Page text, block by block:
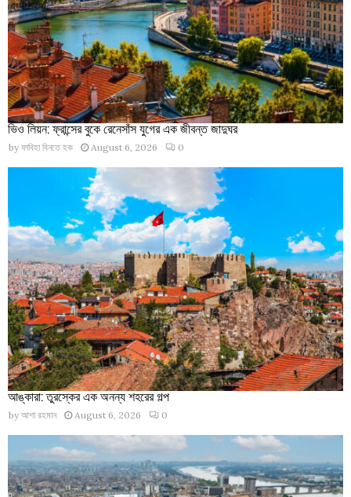
ভিও লিয়ন: ফ্রান্সের বুকে রেনেসাঁস যুগের এক জীবন্ত জাদুঘর
by ফাবিহা বিনতে হক August 6, 2026 0
আঙ্কারা: তুরস্কের এক অনন্য শহরের গল্প
by আশা রহমান August 6, 2026 0